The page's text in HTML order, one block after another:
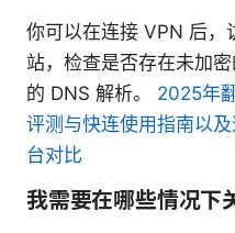
你可以在连接 VPN 后，
站，检查是否存在未加
的 DNS 解析。 2025年
评测与快连使用指南以
台对比
我需要在哪些情况下